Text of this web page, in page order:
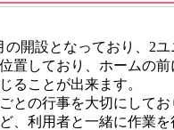
の開設となっており、2
置しており、ホームの
ることが出来ます。
との行事を大切にして
、利用者と一緒に作業